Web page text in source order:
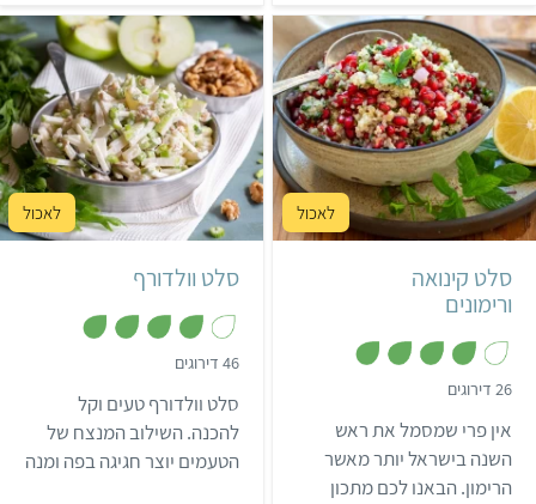
קראנצ'יים ורוטב לסלט חסה
– והוא פשוט מושלם!
שעשוי משורש סלרי מוחמץ
וגזר כבוש. מקובל להגיש את
האפיו לפני ארוחת חגי שלוש
הרגלים. האפיו הוא אופציה
ממש מגניבה ומסוגננת למנת
צד יוצאת מהכלל, שתקשט
בשמחה את שולחן החג
שלכם.
קל 15 דקות
4-6 מנות
סלט קינואה
ורימונים
26 דירוגים
.
9
מ
ת
ו
אין פרי שמסמל את ראש
השנה בישראל יותר מאשר
הרימון. הבאנו לכם מתכון
קל 10 דקות
4 מנות אמריקאי
סלט וולדורף
46 דירוגים
מ
ת
ו
ך
5
סלט וולדורף טעים וקל
להכנה. השילוב המנצח של
הטעמים יוצר חגיגה בפה ומנה